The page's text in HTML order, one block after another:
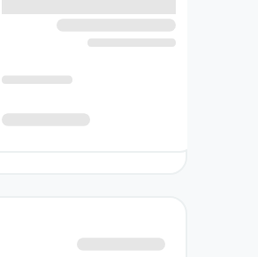
شعرها پیدا کند و به
نویسنده کتاب
قیصر امین‌پور از
در کنار حضور